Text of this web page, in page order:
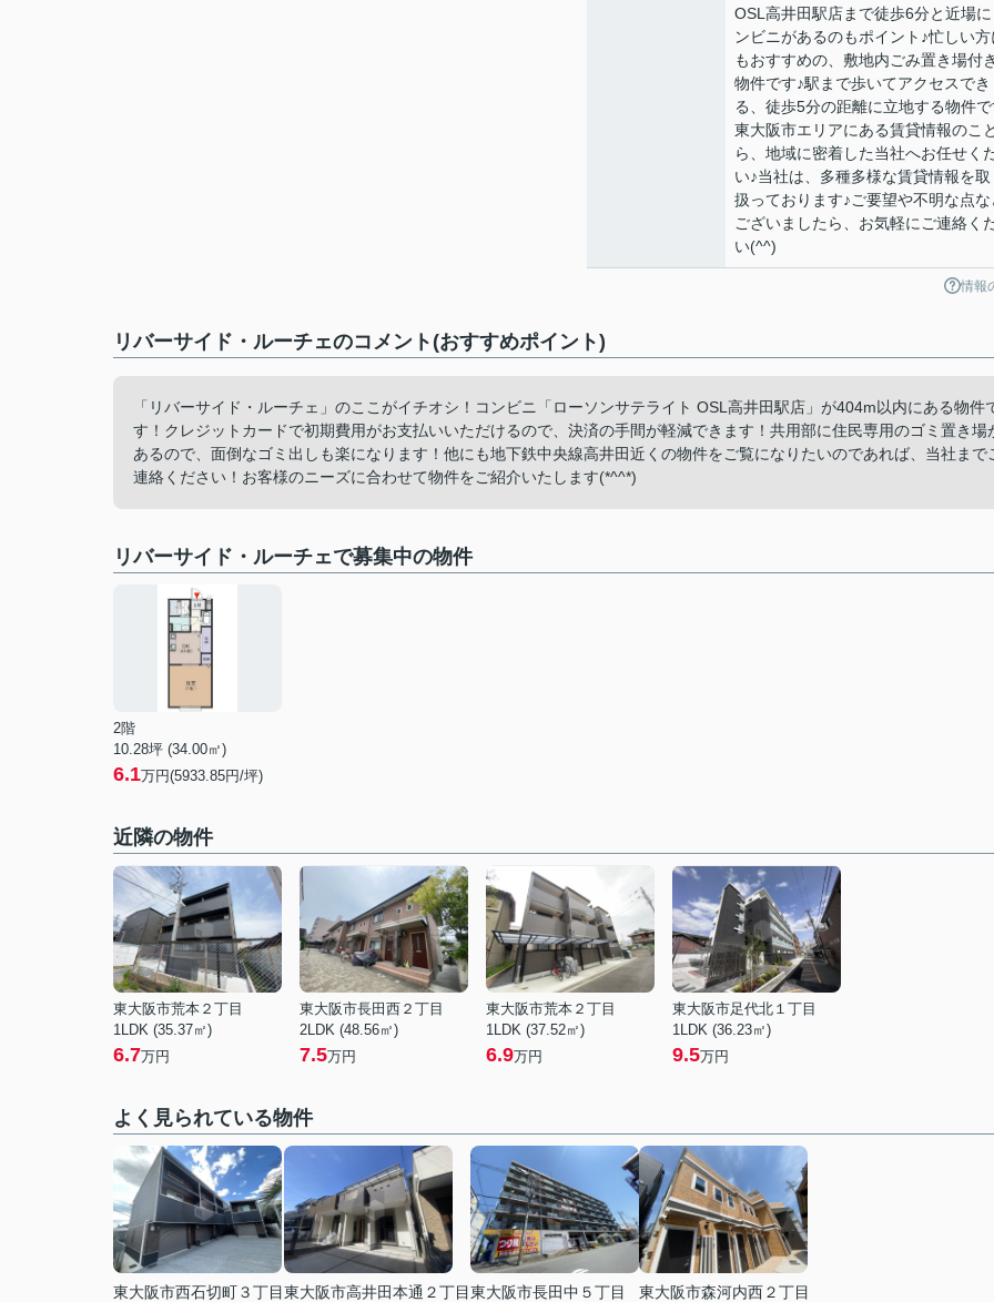
OSL高井田駅店まで徒歩6分と近場
ンビニがあるのもポイント♪忙しい方
もおすすめの、敷地内ごみ置き場付
物件です♪駅まで歩いてアクセスでき
る、徒歩5分の距離に立地する物件
東大阪市エリアにある賃貸情報のこ
ら、地域に密着した当社へお任せく
い♪当社は、多種多様な賃貸情報を取
扱っております♪ご要望や不明な点な
ございましたら、お気軽にご連絡く
い(^^)
情報
リバーサイド・ルーチェのコメント(おすすめポイント)
「リバーサイド・ルーチェ」のここがイチオシ！コンビニ「ローソンサテライト OSL高井田駅店」が404m以内にある物件
す！クレジットカードで初期費用がお支払いいただけるので、決済の手間が軽減できます！共用部に住民専用のゴミ置き場
あるので、面倒なゴミ出しも楽になります！他にも地下鉄中央線高井田近くの物件をご覧になりたいのであれば、当社まで
連絡ください！お客様のニーズに合わせて物件をご紹介いたします(*^^*)
リバーサイド・ルーチェで募集中の物件
2階
10.28坪 (34.00㎡)
6.1万円(5933.85円/坪)
近隣の物件
東大阪市荒本２丁目
1LDK (35.37㎡)
6.7万円
東大阪市長田西２丁目
2LDK (48.56㎡)
7.5万円
東大阪市荒本２丁目
1LDK (37.52㎡)
6.9万円
東大阪市足代北１丁目
1LDK (36.23㎡)
9.5万円
よく見られている物件
東大阪市西石切町３丁目東大阪市高井田本通２丁目東大阪市長田中５丁目
東大阪市森河内西２丁目